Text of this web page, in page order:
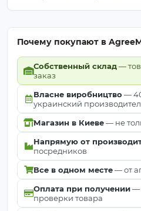
Почему покупают в
Собственный склад—
заказ
Власне виробництво —
украинский
Магазин в Киеве— не
Напрямую от
посредников
Все в одном месте— от
Оплата при получении—
проверки товара